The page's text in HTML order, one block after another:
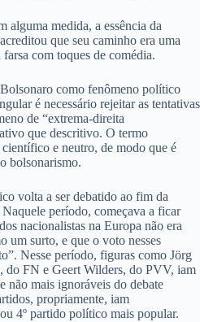
alguma medida, a essência da
que seu caminho era uma
com toques de comédia.
como fenômeno político
é necessário rejeitar as tentativas
de “extrema-direita
que descritivo. O termo
e neutro, de modo que é
bolsonarismo.
volta a ser debatido ao fim da
período, começava a ficar
nacionalistas na Europa não era
um surto, e que o voto nesses
Nesse período, figuras como Jörg
do FN e Geert Wilders, do PVV, iam
não mais ignoráveis do debate
propriamente, iam
4º partido político mais popular.